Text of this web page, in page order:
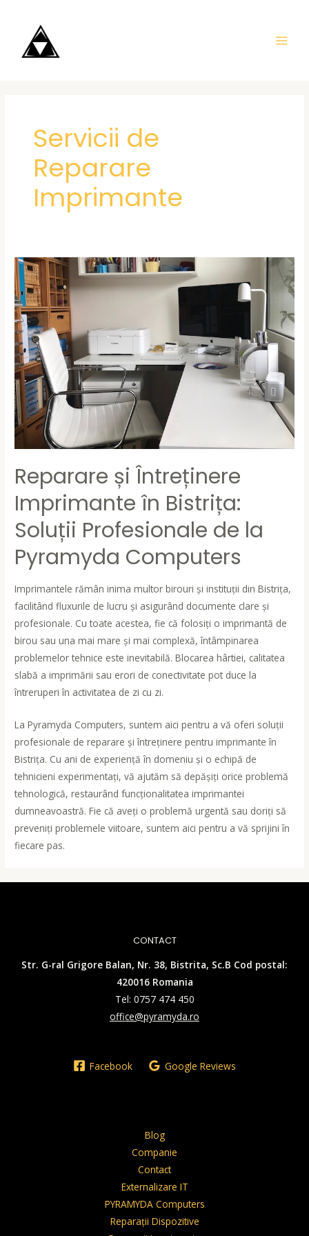
content
Servicii de
Reparare
Imprimante
Reparare și Întreținere
Imprimante în Bistrița:
Soluții Profesionale de la
Pyramyda Computers
Imprimantele rămân inima multor birouri și instituții din Bistrița,
facilitând fluxurile de lucru și asigurând documente clare și
profesionale. Cu toate acestea, fie că folosiți o imprimantă de
birou sau una mai mare și mai complexă, întâmpinarea
problemelor tehnice este inevitabilă. Blocarea hârtiei, calitatea
slabă a imprimării sau erori de conectivitate pot duce la
întreruperi în activitatea de zi cu zi.
La Pyramyda Computers, suntem aici pentru a vă oferi soluții
profesionale de reparare și întreținere pentru imprimante în
Bistrița. Cu ani de experiență în domeniu și o echipă de
tehnicieni experimentați, vă ajutăm să depășiți orice problemă
tehnologică, restaurând funcționalitatea imprimantei
dumneavoastră. Fie că aveți o problemă urgentă sau doriți să
preveniți problemele viitoare, suntem aici pentru a vă sprijini în
fiecare pas.
CONTACT
Str. G-ral Grigore Balan, Nr. 38, Bistrita, Sc.B Cod postal:
420016 Romania
Tel: 0757 474 450
office@pyramyda.ro
Facebook Google Reviews
Blog
Companie
Contact
Externalizare IT
PYRAMYDA Computers
Reparații Dispozitive